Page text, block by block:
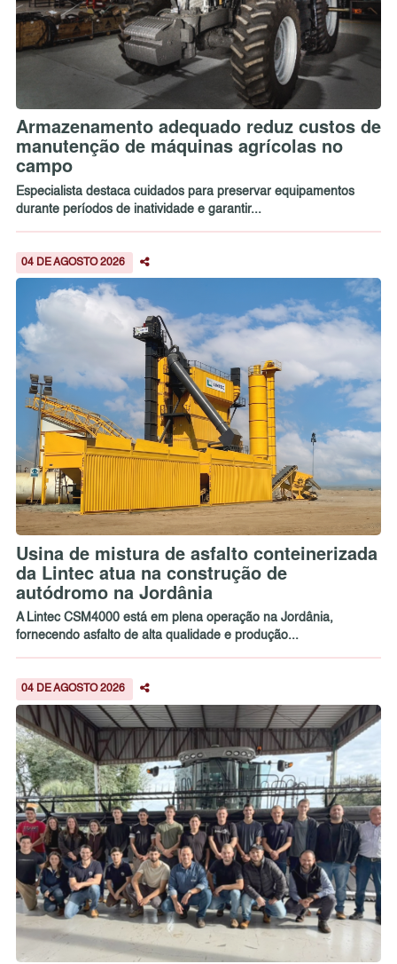
Armazenamento adequado reduz custos de
manutenção de máquinas agrícolas no
campo
Especialista destaca cuidados para preservar equipamentos
durante períodos de inatividade e garantir...
04 DE AGOSTO 2026
Usina de mistura de asfalto conteinerizada
da Lintec atua na construção de
autódromo na Jordânia
A Lintec CSM4000 está em plena operação na Jordânia,
fornecendo asfalto de alta qualidade e produção...
04 DE AGOSTO 2026